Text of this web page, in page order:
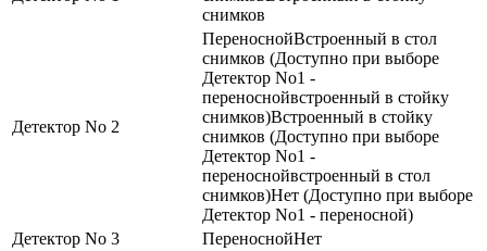
снимков
Детектор No 2
ПереноснойВстроенный в стол
снимков (Доступно при выборе
Детектор No1 -
переноснойвстроенный в стойку
снимков)Встроенный в стойку
снимков (Доступно при выборе
Детектор No1 -
переноснойвстроенный в стол
снимков)Нет (Доступно при выборе
Детектор No1 - переносной)
Детектор No 3
ПереноснойНет